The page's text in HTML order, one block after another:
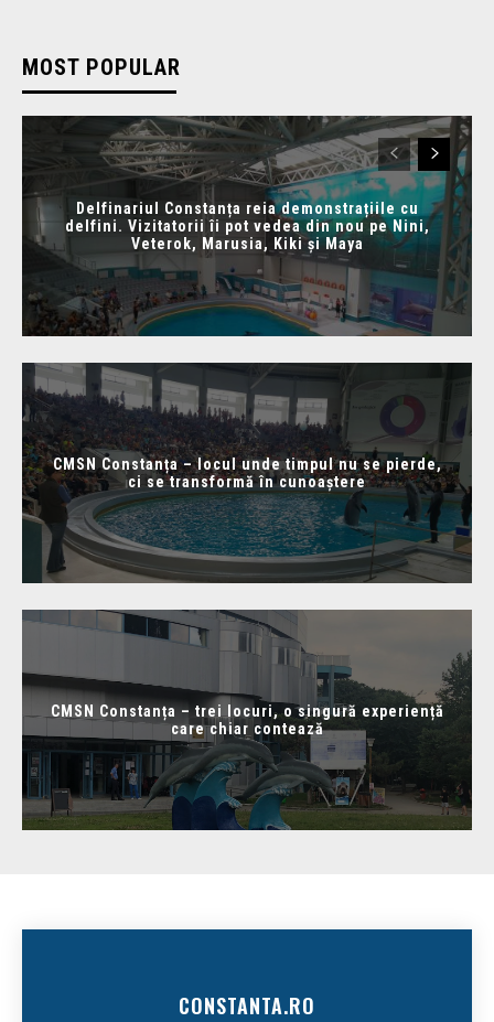
MOST POPULAR
Delfinariul Constanța reia demonstrațiile cu
delfini. Vizitatorii îi pot vedea din nou pe Nini,
Veterok, Marusia, Kiki și Maya
CMSN Constanța – locul unde timpul nu se pierde,
ci se transformă în cunoaștere
CMSN Constanța – trei locuri, o singură experiență
care chiar contează
CONSTANTA.RO